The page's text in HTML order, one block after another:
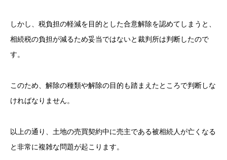
しかし、税負担の軽減を目的とした合意解除を認めてしまうと、
相続税の負担が減るため妥当ではないと裁判所は判断したので
す。
このため、解除の種類や解除の目的も踏まえたところで判断しな
ければなりません。
以上の通り、土地の売買契約中に売主である被相続人が亡くなる
と非常に複雑な問題が起こります。